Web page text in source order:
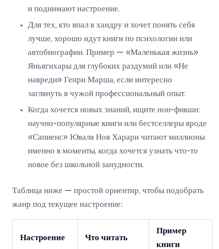
и поднимают настроение.
Для тех, кто впал в хандру и хочет понять себя
лучше, хорошо идут книги по психологии или
автобиографии. Пример — «Маленькая жизнь»
Яньягихары для глубоких раздумий или «Не
навреди» Генри Марша, если интересно
заглянуть в чужой профессиональный опыт.
Когда хочется новых знаний, ищите нон-фикшн:
научно-популярные книги или бестселлеры вроде
«Сапиенс» Юваля Ноя Харари читают миллионы
именно в моменты, когда хочется узнать что-то
новое без школьной занудности.
Таблица ниже — простой ориентир, чтобы подобрать
жанр под текущее настроение:
Настроение Что читать
Пример
книги